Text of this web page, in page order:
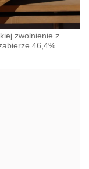
zwolnienie z
46,4%